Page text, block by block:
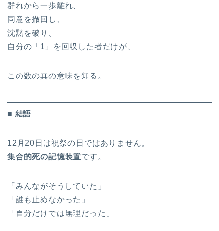
群れから一歩離れ、
同意を撤回し、
沈黙を破り、
自分の「1」を回収した者だけが、
この数の真の意味を知る。
■ 結語
12月20日は祝祭の日ではありません。
集合的死の記憶装置です。
「みんながそうしていた」
「誰も止めなかった」
「自分だけでは無理だった」